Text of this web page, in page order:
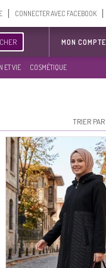
CONNECTER AVEC FACEBOOK
MON COMPTE
ET VIE COSMÉTIQUE